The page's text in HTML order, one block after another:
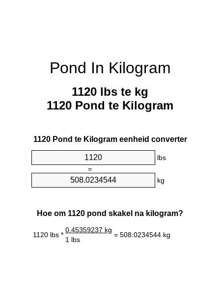
Pond In Kilogram
1120 lbs te kg
1120 Pond te Kilogram
1120 Pond te Kilogram eenheid converter
lbs
=
kg
Hoe om 1120 pond skakel na kilogram?
1120 lbs *
0.45359237 kg
= 508.0234544 kg
1 lbs